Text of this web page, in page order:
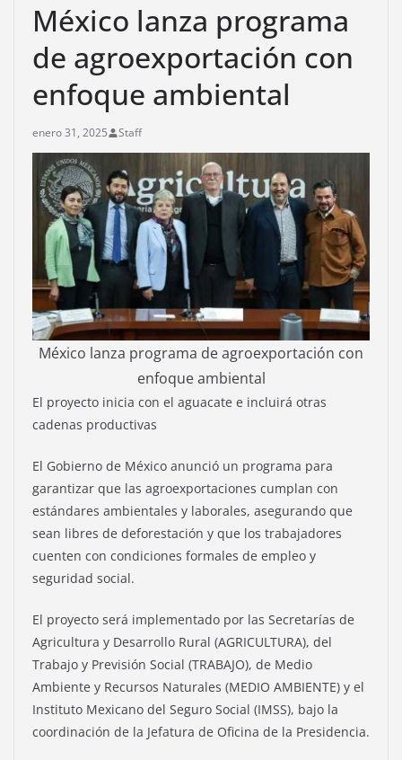
México lanza programa
de agroexportación con
enfoque ambiental
enero 31, 2025 Staff
México lanza programa de agroexportación con
enfoque ambiental
El proyecto inicia con el aguacate e incluirá otras
cadenas productivas
El Gobierno de México anunció un programa para
garantizar que las agroexportaciones cumplan con
estándares ambientales y laborales, asegurando que
sean libres de deforestación y que los trabajadores
cuenten con condiciones formales de empleo y
seguridad social.
El proyecto será implementado por las Secretarías de
Agricultura y Desarrollo Rural (AGRICULTURA), del
Trabajo y Previsión Social (TRABAJO), de Medio
Ambiente y Recursos Naturales (MEDIO AMBIENTE) y el
Instituto Mexicano del Seguro Social (IMSS), bajo la
coordinación de la Jefatura de Oficina de la Presidencia.